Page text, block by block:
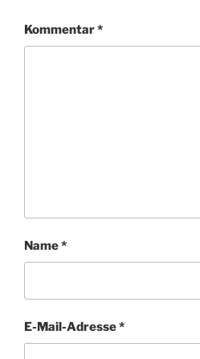
Kommentar*
Name*
E-Mail-Adresse*